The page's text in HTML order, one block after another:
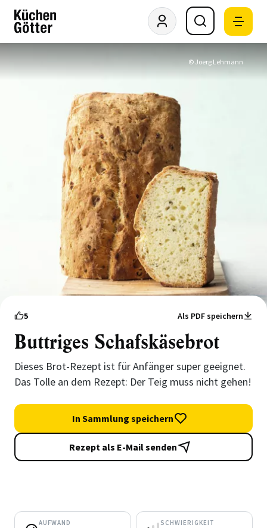
© Joerg Lehmann
5 Als PDF speichern
Buttriges Schafskäsebrot
Dieses Brot-Rezept ist für Anfänger super geeignet.
Das Tolle an dem Rezept: Der Teig muss nicht gehen!
In Sammlung speichern
Rezept als E-Mail senden
AUFWAND SCHWIERIGKEIT